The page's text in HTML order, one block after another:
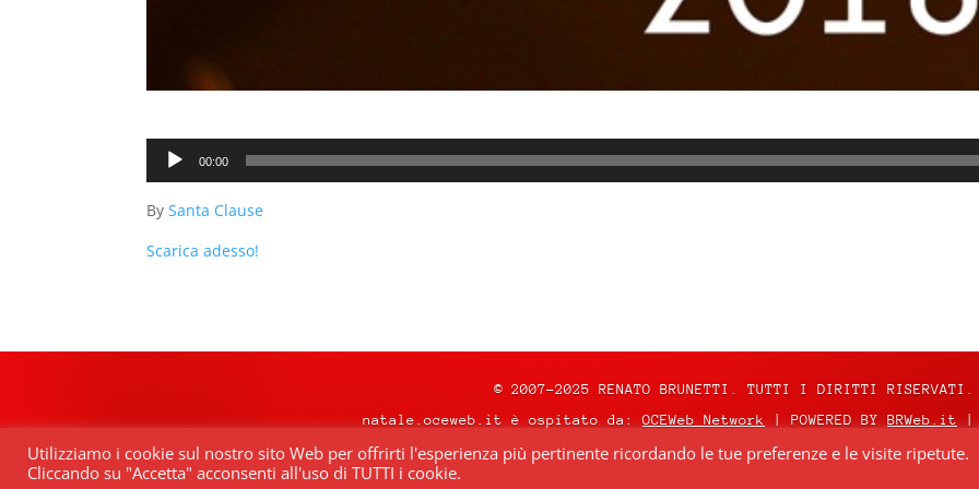
Audio
Player
00:00
BySanta Clause
Scarica adesso!
© 2007-2025 RENATO BRUNETTI. TUTTI I DIRITTI RISERVATI.
natale.oceweb.it è ospitato da:OCEWeb Network | POWERED BY BRWeb.it
Creative Commons Attribuzione – Non commerciale –
Utilizziamo i cookie sul nostro sito Web per offrirti l'esperienza più pertinente ricordando le tue preferenze e le visite ripetute.
Cliccando su "Accetta" acconsenti all'uso di TUTTI i cookie.